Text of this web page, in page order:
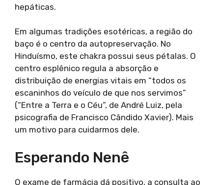
hepáticas.
Em algumas tradições esotéricas, a região do
baço é o centro da autopreservação. No
Hinduísmo, este chakra possui seus pétalas. O
centro esplênico regula a absorção e
distribuição de energias vitais em “todos os
escaninhos do veículo de que nos servimos”
(“Entre a Terra e o Céu”, de André Luiz, pela
psicografia de Francisco Cândido Xavier). Mais
um motivo para cuidarmos dele.
Esperando Nenê
O exame de farmácia dá positivo, a consulta ao